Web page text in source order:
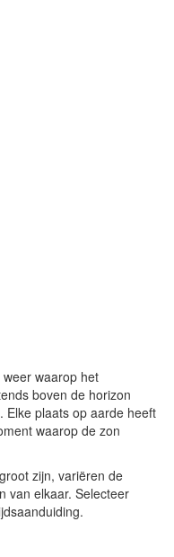
waarop het
boven de horizon
Elke plaats op aarde heeft
waarop de zon
zijn, variëren de
van elkaar. Selecteer